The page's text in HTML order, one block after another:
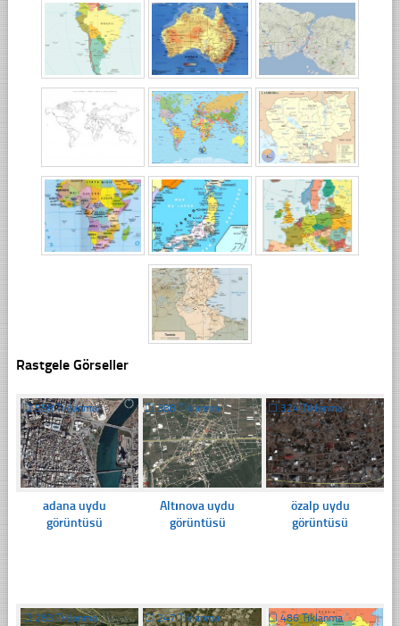
Rastgele Görseller
☐558 Tıklanma
adana uydu
görüntüsü
☐388 Tıklanma
Altınova uydu
görüntüsü
☐ 324 Tıklanma
özalp uydu
görüntüsü
☐283 Tıklanma ☐247 Tıklanma ☐486 Tıklanma